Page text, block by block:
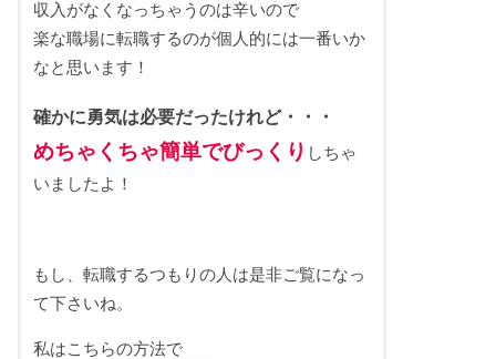
収入がなくなっちゃうのは辛いので
楽な職場に転職するのが個人的には一番いか
なと思います！
確かに勇気は必要だったけれど・・・
めちゃくちゃ簡単でびっくり しちゃ
いましたよ！
もし、転職するつもりの人は是非ご覧になっ
て下さいね。
私はこちらの方法で